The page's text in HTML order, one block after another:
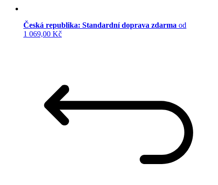
Česká republika: Standardní doprava zdarma od
1 069,00 Kč